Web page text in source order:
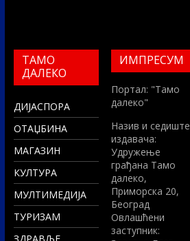
ТАМО
ДАЛЕКО
ДИЈАСПОРА
ОТАЏБИНА
МАГАЗИН
КУЛТУРА
МУЛТИМЕДИЈА
ТУРИЗАМ
ИМПРЕСУМ
Портал: "Тамо
далеко"
Назив и седиште
издавача:
Удружење
грађана Тамо
далеко,
Приморска 20,
Београд
Овлашћени
заступник: